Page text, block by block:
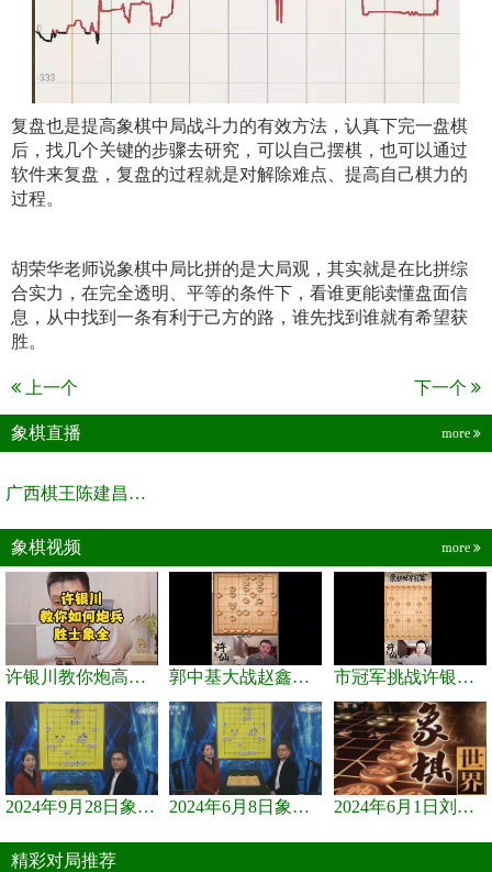
复盘也是提高象棋中局战斗力的有效方法，认真下完一盘棋
后，找几个关键的步骤去研究，可以自己摆棋，也可以通过
软件来复盘，复盘的过程就是对解除难点、提高自己棋力的
过程。
胡荣华老师说象棋中局比拼的是大局观，其实就是在比拼综
合实力，在完全透明、平等的条件下，看谁更能读懂盘面信
息，从中找到一条有利于己方的路，谁先找到谁就有希望获
胜。
上一个 下一个
象棋直播 more
广西棋王陈建昌直播间
象棋视频 more
许银川教你炮高兵士象全如何赢士象全，简单四步即可 郭中基大战赵鑫鑫，许银川激情讲解 市冠军挑战许银川，急进中兵变化真激烈！
2024年9月28日象棋世界栏目，刘君、蒋川讲解了第九届杨官璘杯象棋... 2024年6月8日象棋世界，刘君、蒋川讲解了第九届杨官璘杯全国象棋... 2024年6月1日刘君、蒋川讲解第三届上海杯象棋大师赛谢靖与李少庚...
精彩对局推荐